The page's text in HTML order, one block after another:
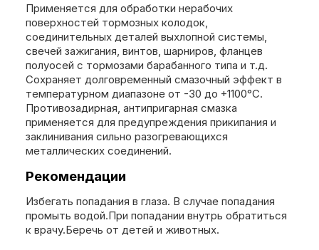
Применяется для обработки нерабочих
поверхностей тормозных колодок,
соединительных деталей выхлопной системы,
свечей зажигания, винтов, шарниров, фланцев
полуосей с тормозами барабанного типа и т.д.
Сохраняет долговременный смазочный эффект в
температурном диапазоне от -30 до +1100°С.
Противозадирная, антипригарная смазка
применяется для предупреждения прикипания и
заклинивания сильно разогревающихся
металлических соединений.
Рекомендации
Избегать попадания в глаза. В случае попадания
промыть водой.При попадании внутрь обратиться
к врачу.Беречь от детей и животных.